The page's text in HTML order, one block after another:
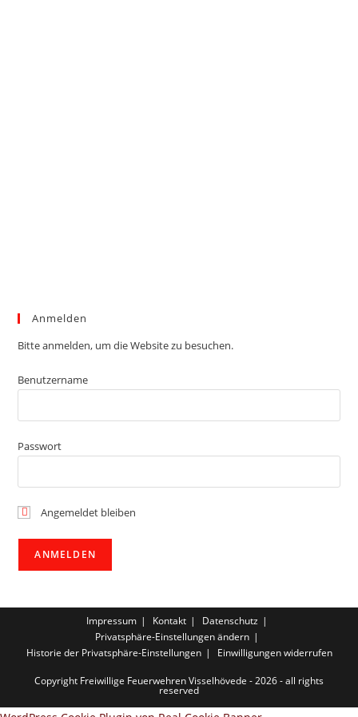
Anmelden
Bitte anmelden, um die Website zu besuchen.
Benutzername
Passwort
Angemeldet bleiben
Impressum Kontakt
Datenschutz
Privatsphäre-Einstellungen ändern
Historie der Privatsphäre-Einstellungen
Einwilligungen widerrufen
Copyright Freiwillige Feuerwehren Visselhövede - 2026 - all rights
reserved